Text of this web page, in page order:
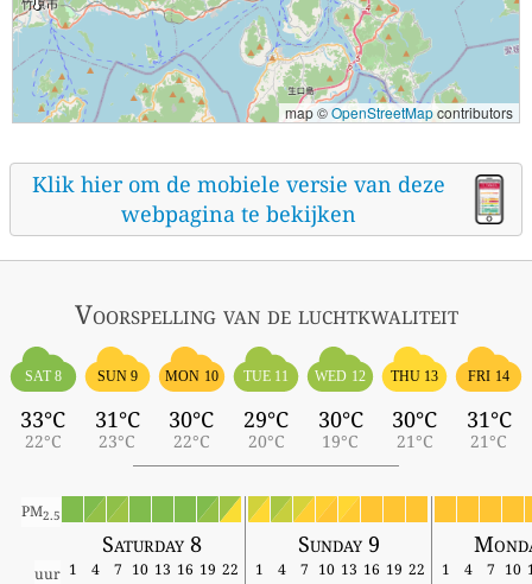
map ©OpenStreetMapcontributors
Klik hier om de mobiele versie van deze
webpagina te bekijken
Voorspelling van de luchtkwaliteit
SAT 8
33°C
22°C
SUN 9
31°C
23°C
MON 10
30°C
22°C
TUE 11
29°C
20°C
WED 12
30°C
19°C
THU 13
30°C
21°C
FRI 14
31°C
21°C
PM2.5
Saturday 8 Sunday 9
uur 1 4 7 10 13 16 19 22 1 4 7 10 13 16 19 22 1 4 7 10